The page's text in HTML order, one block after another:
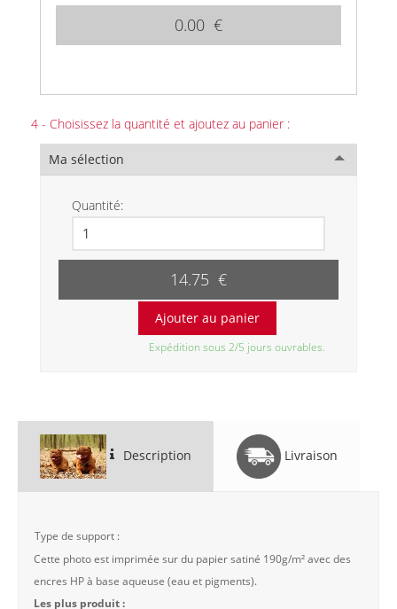
0.00 €
4 - Choisissez la quantité et ajoutez au panier :
Ma sélection
Quantité:
14.75 €
Expédition sous 2/5 jours ouvrables.
Description Livraison
Type de support :
Cette photo est imprimée sur du papier satiné 190g/m² avec des
encres HP à base aqueuse (eau et pigments).
Les plus produit :